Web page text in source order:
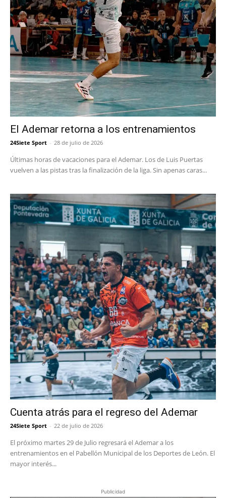
El Ademar retorna a los entrenamientos
24Siete Sport - 28 de julio de 2026
Últimas horas de vacaciones para el Ademar. Los de Luis Puertas
vuelven a las pistas tras la finalización de la liga. Sin apenas caras...
Cuenta atrás para el regreso del Ademar
24Siete Sport - 22 de julio de 2026
El próximo martes 29 de Julio regresará el Ademar a los
entrenamientos en el Pabellón Municipal de los Deportes de León. El
mayor interés...
Publicidad